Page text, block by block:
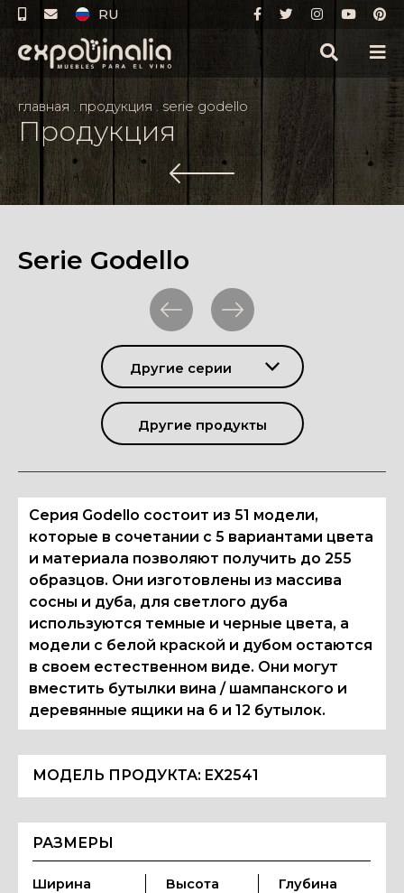
RU
главная . продукция . serie godello
Продукция
Serie Godello
Другие серии
Другие продукты
Серия Godello состоит из 51 модели,
которые в сочетании с 5 вариантами цвета
и материала позволяют получить до 255
образцов. Они изготовлены из массива
сосны и дуба, для светлого дуба
используются темные и черные цвета, а
модели с белой краской и дубом остаются
в своем естественном виде. Они могут
вместить бутылки вина / шампанского и
деревянные ящики на 6 и 12 бутылок.
МОДЕЛЬ ПРОДУКТА: EX2541
РАЗМЕРЫ
Ширина
Высота
Глубина